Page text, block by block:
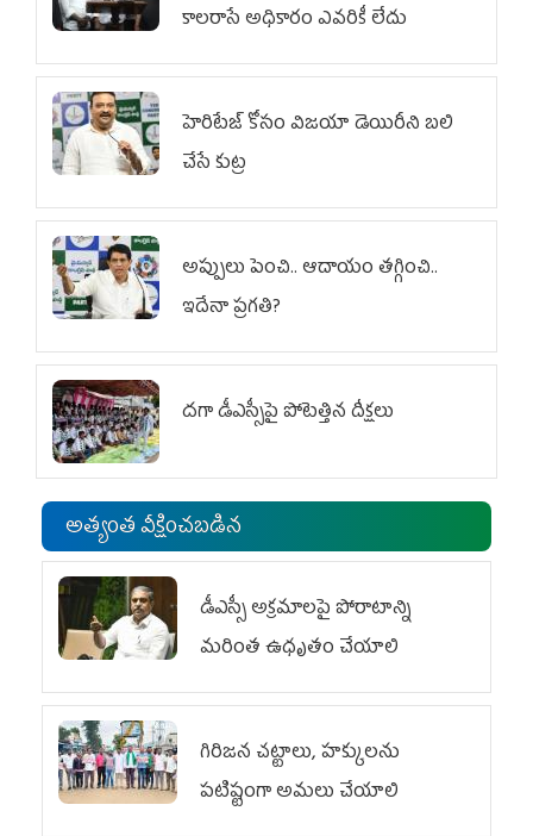
కాలరాసే అధికారం ఎవరికీ లేదు
హెరిటేజ్ కోసం విజయా డెయిరీని బలి
చేసే కుట్ర‌
అప్పులు పెంచి.. ఆదాయం తగ్గించి..
ఇదేనా ప్రగతి?
దగా డీఎస్సీపై పోటెత్తిన దీక్షలు
అత్యంత వీక్షించబడిన
డీఎస్సీ అక్రమాలపై పోరాటాన్ని
మరింత ఉధృతం చేయాలి
గిరిజన చట్టాలు, హక్కులను
పటిష్టంగా అమలు చేయాలి